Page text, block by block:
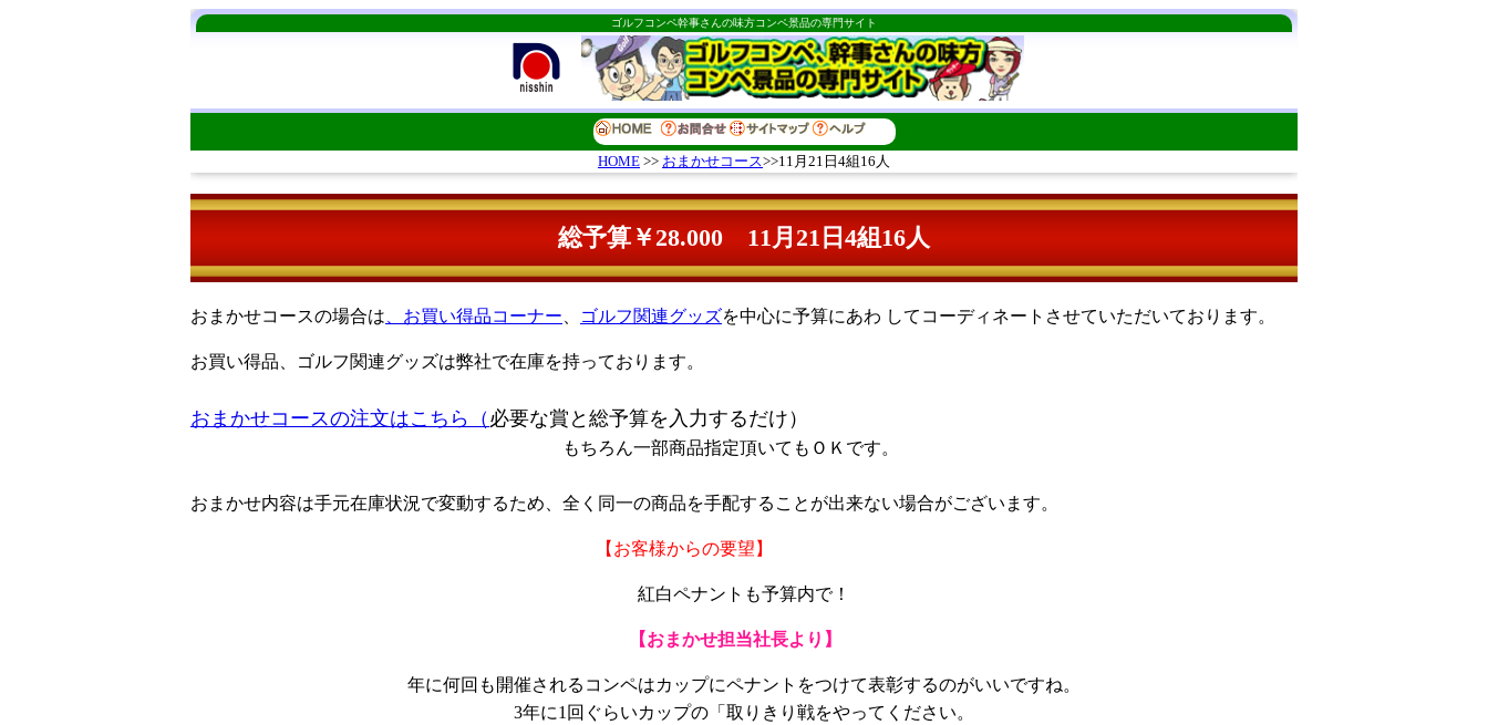
ゴルフコンペ幹事さんの味方コンペ景品の専門サイト
HOME >> おまかせコース>>11月21日4組16人
総予算￥28.000 11月21日4組16人
おまかせコースの場合は 、お買い得品コーナー ゴルフ関連グッズを中心に予算にあわ してコーディネートさせていただいております。
お買い得品、ゴルフ関連グッズは弊社で在庫を持っております。
おまかせコースの注文はこちら（ 必要な賞と総予算を入力するだけ）
もちろん一部商品指定頂いてもＯＫです。
おまかせ内容は手元在庫状況で変動するため、全く同一の商品を手配することが出来ない場合がございます。
【お客様からの要望】
紅白ペナントも予算内で！
【おまかせ担当社長より】
年に何回も開催されるコンペはカップにペナントをつけて表彰するのがいいですね。
3年に1回ぐらいカップの「取りきり戦をやってください。